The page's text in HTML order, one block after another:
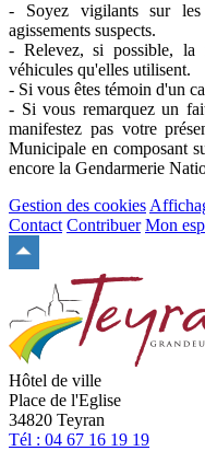
- Soyez vigilants sur les
agissements suspects.
- Relevez, si possible, la
véhicules qu'elles utilisent.
- Si vous êtes témoin d'un
- Si vous remarquez un
manifestez pas votre
Municipale en composant
encore la Gendarmerie
Gestion des cookies
Contact Contribuer Mon
haut
du
site
Hôtel de ville
Place de l'Eglise
34820 Teyran
Tél : 04 67 16 19 19